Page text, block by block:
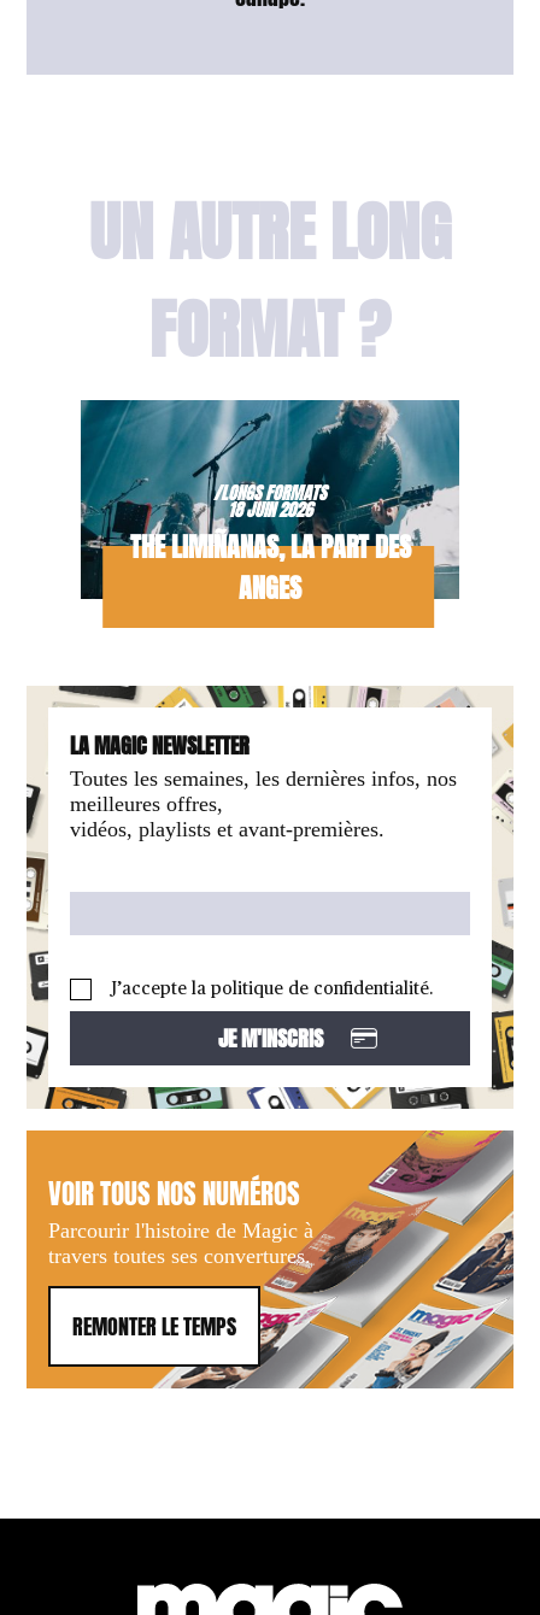
UN AUTRE LONG
FORMAT ?
/LONGS FORMATS
18 JUIN 2026
THE LIMIÑANAS, LA PART DES
ANGES
LA MAGIC NEWSLETTER
Toutes les semaines, les dernières infos, nos
meilleures offres,
vidéos, playlists et avant-premières.
J’accepte la politique de confidentialité.
VOIR TOUS NOS NUMÉROS
Parcourir l'histoire de Magic à
travers toutes ses convertures.
REMONTER LE TEMPS